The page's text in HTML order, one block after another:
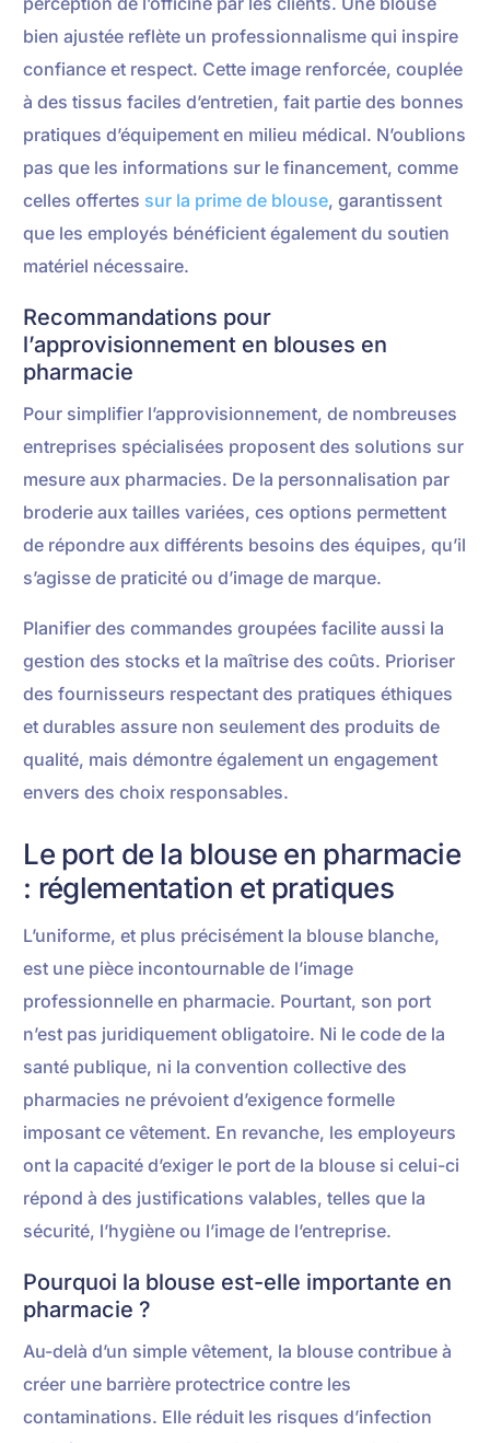
bien ajustée reflète un professionnalisme qui inspire
confiance et respect. Cette image renforcée, couplée
à des tissus faciles d’entretien, fait partie des bonnes
pratiques d’équipement en milieu médical. N’oublions
pas que les informations sur le financement, comme
celles offertes sur la prime de blouse, garantissent
que les employés bénéficient également du soutien
matériel nécessaire.
Recommandations pour
l’approvisionnement en blouses en
pharmacie
Pour simplifier l’approvisionnement, de nombreuses
entreprises spécialisées proposent des solutions sur
mesure aux pharmacies. De la personnalisation par
broderie aux tailles variées, ces options permettent
de répondre aux différents besoins des équipes, qu’il
s’agisse de praticité ou d’image de marque.
Planifier des commandes groupées facilite aussi la
gestion des stocks et la maîtrise des coûts. Prioriser
des fournisseurs respectant des pratiques éthiques
et durables assure non seulement des produits de
qualité, mais démontre également un engagement
envers des choix responsables.
Le port de la blouse en pharmacie
: réglementation et pratiques
L’uniforme, et plus précisément la blouse blanche,
est une pièce incontournable de l’image
professionnelle en pharmacie. Pourtant, son port
n’est pas juridiquement obligatoire. Ni le code de la
santé publique, ni la convention collective des
pharmacies ne prévoient d’exigence formelle
imposant ce vêtement. En revanche, les employeurs
ont la capacité d’exiger le port de la blouse si celui-ci
répond à des justifications valables, telles que la
sécurité, l’hygiène ou l’image de l’entreprise.
Pourquoi la blouse est-elle importante en
pharmacie ?
Au-delà d’un simple vêtement, la blouse contribue à
créer une barrière protectrice contre les
contaminations. Elle réduit les risques d’infection